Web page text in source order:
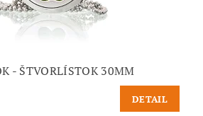
- ŠTVORLÍSTOK 30MM
DETAIL